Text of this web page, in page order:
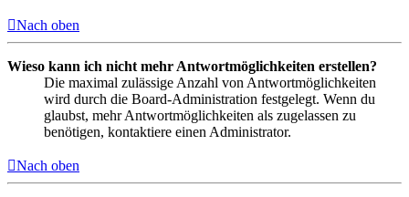
Nach oben
Wieso kann ich nicht mehr Antwortmöglichkeiten erstellen?
Die maximal zulässige Anzahl von Antwortmöglichkeiten
wird durch die Board-Administration festgelegt. Wenn du
glaubst, mehr Antwortmöglichkeiten als zugelassen zu
benötigen, kontaktiere einen Administrator.
Nach oben